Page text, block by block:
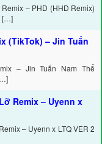
– PHD (HHD Remix)
[…]
(TikTok) – Jin Tuấn
– Jin Tuấn Nam Thể
Remix – Uyenn x
– Uyenn x LTQ VER 2